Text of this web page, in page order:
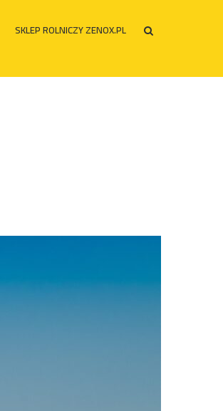
SKLEP ROLNICZY ZENOX.PL